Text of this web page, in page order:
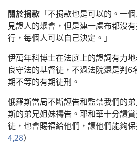
關於捐款 「不捐款也是可以的。一
見證人的聚會，但是連一盧布都沒
行，每個人可以自己決定。」
伊萬年科博士在法庭上的證詞有力
良守法的基督徒，不過法院還是判6
期不等的有期徒刑。
俄羅斯當局不斷誣告和監禁我們的
斯的弟兄姐妹禱告。耶和華十分讚
徒，也會賜福給他們，讓他們能夠
4,28）